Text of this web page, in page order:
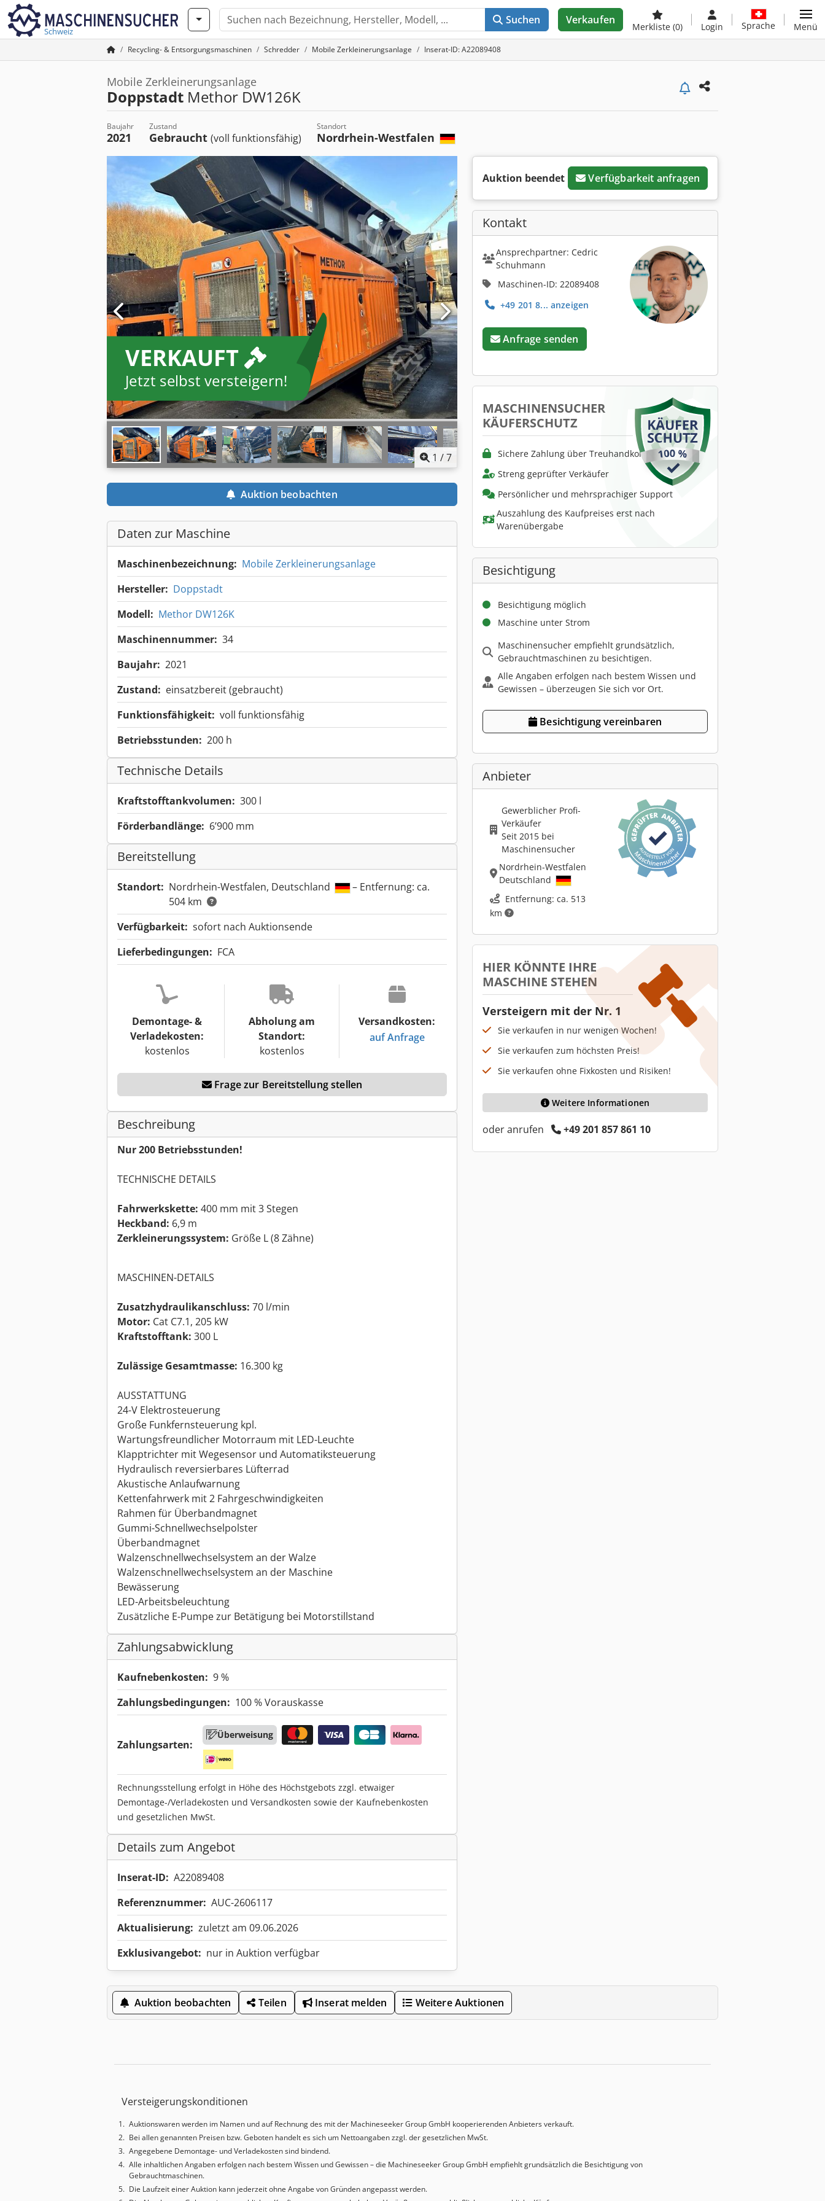
Schweiz
Suchen Verkaufen
Merkliste (0) Login Sprache Menü
Recycling- & Entsorgungsmaschinen Schredder Mobile Zerkleinerungsanlage Inserat-ID: A22089408
Mobile Zerkleinerungsanlage
Doppstadt Methor DW126K
Baujahr
2021
Zustand
Gebraucht (voll funktionsfähig)
Standort
Nordrhein-Westfalen
VERKAUFT
Jetzt selbst versteigern!
1 /7
Auktion beobachten
Daten zur Maschine
Maschinenbezeichnung: Mobile Zerkleinerungsanlage
Hersteller: Doppstadt
Modell: Methor DW126K
Maschinennummer: 34
Baujahr: 2021
Zustand: einsatzbereit (gebraucht)
Funktionsfähigkeit: voll funktionsfähig
Betriebsstunden: 200 h
Technische Details
Kraftstofftankvolumen: 300 l
Förderbandlänge: 6’900 mm
Bereitstellung
Standort: Nordrhein-Westfalen, Deutschland
– Entfernung: ca.
504 km
Verfügbarkeit: sofort nach Auktionsende
Lieferbedingungen: FCA
Demontage- &
Verladekosten:
kostenlos
Abholung am
Standort:
kostenlos
Versandkosten:
auf Anfrage
Frage zur Bereitstellung stellen
Beschreibung
Nur 200 Betriebsstunden!
TECHNISCHE DETAILS
Fahrwerkskette: 400 mm mit 3 Stegen
Heckband: 6,9 m
Zerkleinerungssystem: Größe L (8 Zähne)
MASCHINEN-DETAILS
Zusatzhydraulikanschluss: 70 l/min
Motor: Cat C7.1, 205 kW
Kraftstofftank: 300 L
Zulässige Gesamtmasse: 16.300 kg
AUSSTATTUNG
24-V Elektrosteuerung
Große Funkfernsteuerung kpl.
Wartungsfreundlicher Motorraum mit LED-Leuchte
Klapptrichter mit Wegesensor und Automatiksteuerung
Hydraulisch reversierbares Lüfterrad
Akustische Anlaufwarnung
Kettenfahrwerk mit 2 Fahrgeschwindigkeiten
Rahmen für Überbandmagnet
Gummi-Schnellwechselpolster
Überbandmagnet
Walzenschnellwechselsystem an der Walze
Walzenschnellwechselsystem an der Maschine
Bewässerung
LED-Arbeitsbeleuchtung
Zusätzliche E-Pumpe zur Betätigung bei Motorstillstand
Zahlungsabwicklung
Kaufnebenkosten: 9 %
Zahlungsbedingungen: 100 % Vorauskasse
Zahlungsarten:
Überweisung
Rechnungsstellung erfolgt in Höhe des Höchstgebots zzgl. etwaiger
Demontage-/Verladekosten und Versandkosten sowie der Kaufnebenkosten
und gesetzlichen MwSt.
Details zum Angebot
Inserat-ID: A22089408
Referenznummer: AUC-2606117
Aktualisierung: zuletzt am 09.06.2026
Exklusivangebot: nur in Auktion verfügbar
Auktion beendet Verfügbarkeit anfragen
Kontakt
Ansprechpartner: Cedric
Schuhmann
Maschinen-ID: 22089408
+49 201 8... anzeigen
Anfrage senden
MASCHINENSUCHER
KÄUFERSCHUTZ
Sichere Zahlung über Treuhandkonto
Streng geprüfter Verkäufer
Persönlicher und mehrsprachiger Support
Auszahlung des Kaufpreises erst nach
Warenübergabe
Besichtigung
Besichtigung möglich
Maschine unter Strom
Maschinensucher empfiehlt grundsätzlich,
Gebrauchtmaschinen zu besichtigen.
Alle Angaben erfolgen nach bestem Wissen und
Gewissen – überzeugen Sie sich vor Ort.
Besichtigung vereinbaren
Anbieter
Gewerblicher Profi-
Verkäufer
Seit 2015 bei
Maschinensucher
Nordrhein-Westfalen
Deutschland
Entfernung: ca. 513
km
HIER KÖNNTE IHRE
MASCHINE STEHEN
Versteigern mit der Nr. 1
Sie verkaufen in nur wenigen Wochen!
Sie verkaufen zum höchsten Preis!
Sie verkaufen ohne Fixkosten und Risiken!
Weitere Informationen
oder anrufen +49 201 857 861 10
Auktion beobachten Teilen Inserat melden Weitere Auktionen
Versteigerungskonditionen
Auktionswaren werden im Namen und auf Rechnung des mit der Machineseeker Group GmbH kooperierenden Anbieters verkauft.
Bei allen genannten Preisen bzw. Geboten handelt es sich um Nettoangaben zzgl. der gesetzlichen MwSt.
Angegebene Demontage- und Verladekosten sind bindend.
Alle inhaltlichen Angaben erfolgen nach bestem Wissen und Gewissen – die Machineseeker Group GmbH empfiehlt grundsätzlich die Besichtigung von
Gebrauchtmaschinen.
Die Laufzeit einer Auktion kann jederzeit ohne Angabe von Gründen angepasst werden.